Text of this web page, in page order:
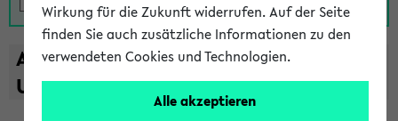
A B C D E F G H I J K L M N O
U
V W X Y
Z
Wirkung für die Zukunft widerrufen. Auf der Seite
finden Sie auch zusätzliche Informationen zu den
verwendeten Cookies und Technologien.
Alle akzeptieren